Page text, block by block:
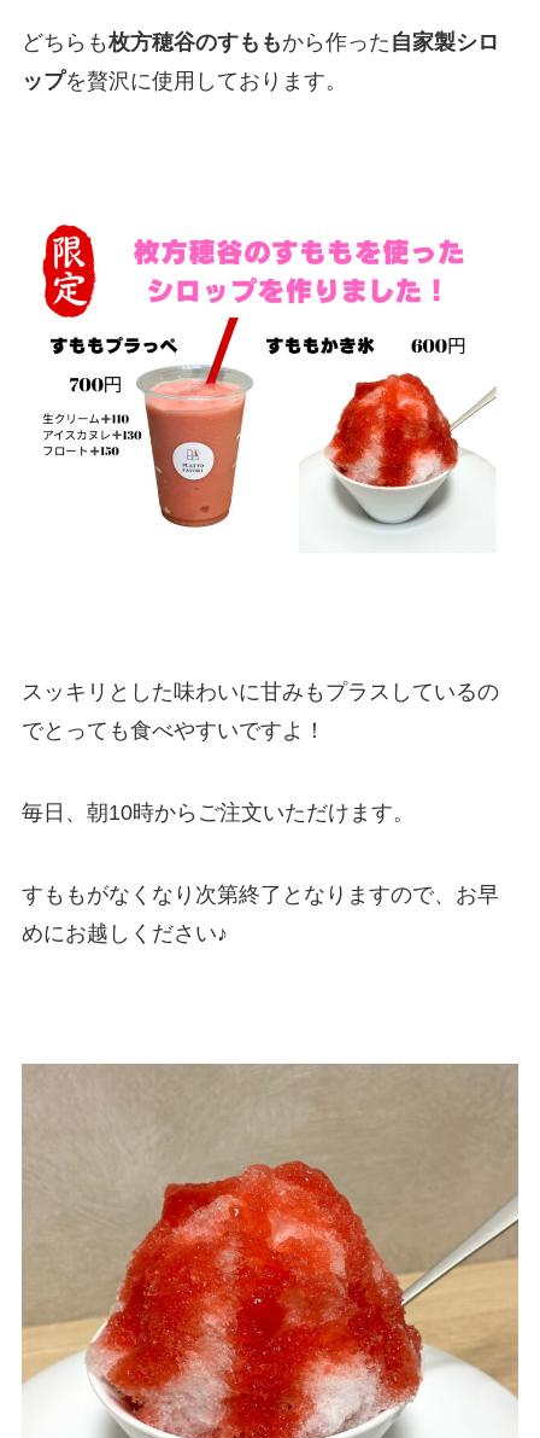
どちらも枚方穂谷のすももから作った 自家製シロ
ップを贅沢に使用しております。
スッキリとした味わいに甘みもプラスしているの
でとっても食べやすいですよ！
毎日、朝10時からご注文いただけます。
すももがなくなり次第終了となりますので、お早
めにお越しください♪